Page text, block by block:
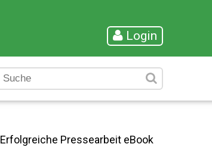
Login
Erfolgreiche Pressearbeit eBook